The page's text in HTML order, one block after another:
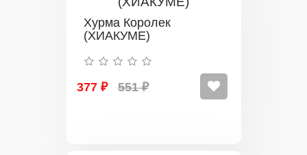
Хурма Королек
(ХИАКУМЕ)
377 ₽ 551 ₽